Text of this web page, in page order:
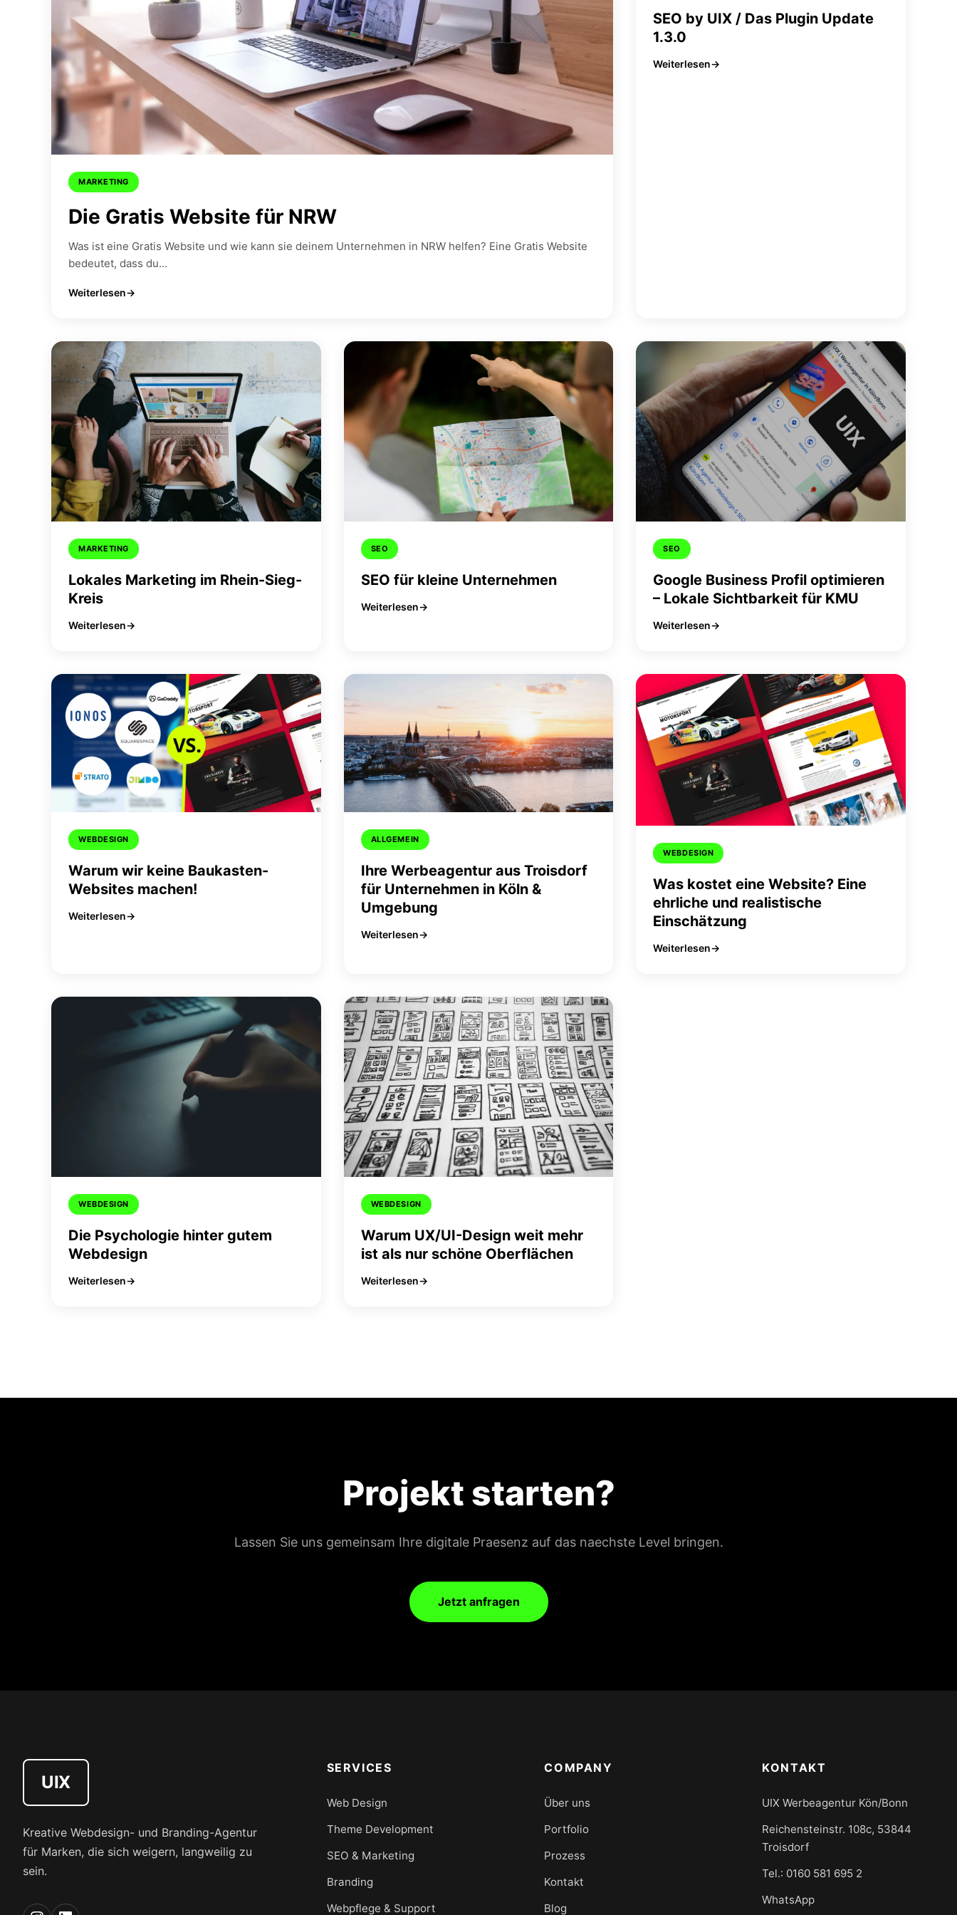
MARKETING
Die Gratis Website für NRW
Was ist eine Gratis Website und wie kann sie deinem Unternehmen in NRW helfen? Eine Gratis Website
bedeutet, dass du...
Weiterlesen
SEO by UIX / Das Plugin Update
1.3.0
Weiterlesen
MARKETING
Lokales Marketing im Rhein-Sieg-
Kreis
Weiterlesen
SEO
SEO für kleine Unternehmen
Weiterlesen
SEO
Google Business Profil optimieren
– Lokale Sichtbarkeit für KMU
Weiterlesen
WEBDESIGN
Warum wir keine Baukasten-
Websites machen!
Weiterlesen
ALLGEMEIN
Ihre Werbeagentur aus Troisdorf
für Unternehmen in Köln &
Umgebung
Weiterlesen
WEBDESIGN
Was kostet eine Website? Eine
ehrliche und realistische
Einschätzung
Weiterlesen
WEBDESIGN
Die Psychologie hinter gutem
Webdesign
Weiterlesen
WEBDESIGN
Warum UX/UI-Design weit mehr
ist als nur schöne Oberflächen
Weiterlesen
Projekt starten?
Lassen Sie uns gemeinsam Ihre digitale Praesenz auf das naechste Level bringen.
Jetzt anfragen
UIX
Kreative Webdesign- und Branding-Agentur
für Marken, die sich weigern, langweilig zu
sein.
SERVICES
Web Design
Theme Development
SEO & Marketing
Branding
Webpflege & Support
COMPANY
Über uns
Portfolio
Prozess
Kontakt
Blog
KONTAKT
UIX Werbeagentur Kön/Bonn
Reichensteinstr. 108c, 53844
Troisdorf
Tel.: 0160 581 695 2
WhatsApp